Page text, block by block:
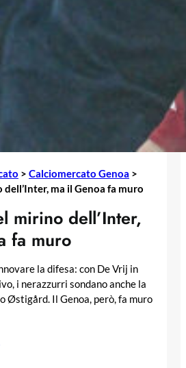
> Calciomercato Genoa >
ma il Genoa fa muro
mirino dell’Inter,
fa muro
la difesa: con De Vrij in
i nerazzurri sondano anche la
Østigård. Il Genoa, però, fa muro